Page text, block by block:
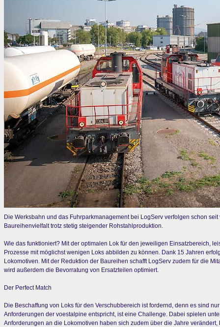
Die Werksbahn und das Fuhrparkmanagement bei LogServ verfolgen schon
Baureihenvielfalt trotz stetig steigender Rohstahlproduktion.
Wie das funktioniert? Mit der optimalen Lok für den jeweiligen Einsatzbereich,
Prozesse mit möglichst wenigen Loks abbilden zu können. Dank 15 Jahren
Lokomotiven. Mit der Reduktion der Baureihen schafft LogServ zudem für die
wird außerdem die Bevorratung von Ersatzteilen optimiert.
Der Perfect Match
Die Beschaffung von Loks für den Verschubbereich ist fordernd, denn es sind
Anforderungen der voestalpine entspricht, ist eine Challenge. Dabei spielen
Anforderungen an die Lokomotiven haben sich zudem über die Jahre